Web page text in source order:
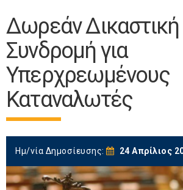
Δωρεάν Δικαστική
Συνδρομή για
Υπερχρεωμένους
Καταναλωτές
Ημ/νία Δημοσίευσης: 24 Απρίλιος